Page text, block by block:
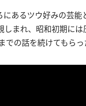
にあるツウ好みの芸
まれ、昭和初期に
の話を続けてもらっ